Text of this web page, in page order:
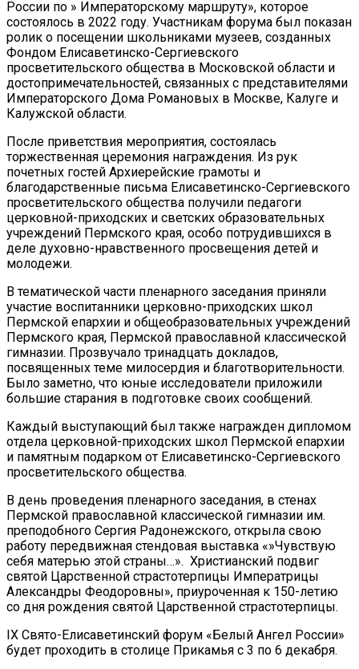
России по » Императорскому маршруту», которое
состоялось в 2022 году. Участникам форума был показан
ролик о посещении школьниками музеев, созданных
Фондом Елисаветинско-Сергиевского
просветительского общества в Московской области и
достопримечательностей, связанных с представителями
Императорского Дома Романовых в Москве, Калуге и
Калужской области.
После приветствия мероприятия, состоялась
торжественная церемония награждения. Из рук
почетных гостей Архиерейские грамоты и
благодарственные письма Елисаветинско-Сергиевского
просветительского общества получили педагоги
церковной-приходских и светских образовательных
учреждений Пермского края, особо потрудившихся в
деле духовно-нравственного просвещения детей и
молодежи.
В тематической части пленарного заседания приняли
участие воспитанники церковно-приходских школ
Пермской епархии и общеобразовательных учреждений
Пермского края, Пермской православной классической
гимназии. Прозвучало тринадцать докладов,
посвященных теме милосердия и благотворительности.
Было заметно, что юные исследователи приложили
большие старания в подготовке своих сообщений.
Каждый выступающий был также награжден дипломом
отдела церковной-приходских школ Пермской епархии
и памятным подарком от Елисаветинско-Сергиевского
просветительского общества.
В день проведения пленарного заседания, в стенах
Пермской православной классической гимназии им.
преподобного Сергия Радонежского, открыла свою
работу передвижная стендовая выставка «»Чувствую
себя матерью этой страны…». Христианский подвиг
святой Царственной страстотерпицы Императрицы
Александры Феодоровны», приуроченная к 150-летию
со дня рождения святой Царственной страстотерпицы.
IX Свято-Елисаветинский форум «Белый Ангел России»
будет проходить в столице Прикамья с 3 по 6 декабря.